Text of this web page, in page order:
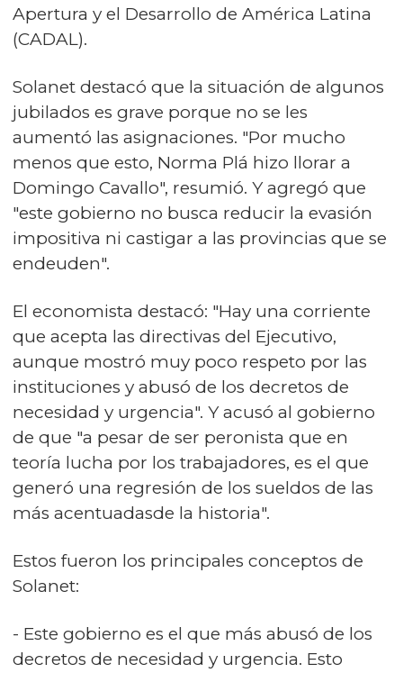
Apertura y el Desarrollo de América Latina
(CADAL).
Solanet destacó que la situación de algunos
jubilados es grave porque no se les
aumentó las asignaciones. "Por mucho
menos que esto, Norma Plá hizo llorar a
Domingo Cavallo", resumió. Y agregó que
"este gobierno no busca reducir la evasión
impositiva ni castigar a las provincias que se
endeuden".
El economista destacó: "Hay una corriente
que acepta las directivas del Ejecutivo,
aunque mostró muy poco respeto por las
instituciones y abusó de los decretos de
necesidad y urgencia". Y acusó al gobierno
de que "a pesar de ser peronista que en
teoría lucha por los trabajadores, es el que
generó una regresión de los sueldos de las
más acentuadasde la historia".
Estos fueron los principales conceptos de
Solanet:
- Este gobierno es el que más abusó de los
decretos de necesidad y urgencia. Esto